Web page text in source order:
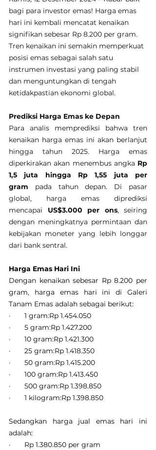
bagi para investor emas! Harga emas
hari ini kembali mencatat kenaikan
signifikan sebesar Rp 8.200 per gram.
Tren kenaikan ini semakin memperkuat
posisi emas sebagai salah satu
instrumen investasi yang paling stabil
dan menguntungkan di tengah
ketidakpastian ekonomi global.
Prediksi Harga Emas ke Depan
Para analis memprediksi bahwa tren
kenaikan harga emas ini akan berlanjut
hingga tahun 2025. Harga emas
diperkirakan akan menembus angka Rp
1,5 juta hingga Rp 1,55 juta per
gram pada tahun depan. Di pasar
global, harga emas diprediksi
mencapai US$3.000 per ons, seiring
dengan meningkatnya permintaan dan
kebijakan moneter yang lebih longgar
dari bank sentral.
Harga Emas Hari Ini
Dengan kenaikan sebesar Rp 8.200 per
gram, harga emas hari ini di Galeri
Tanam Emas adalah sebagai berikut:
·       1 gram:Rp 1.454.050
·       5 gram:Rp 1.427.200
·       10 gram:Rp 1.421.300
·       25 gram:Rp 1.418.350
·       50 gram:Rp 1.415.200
·       100 gram:Rp 1.413.450
·       500 gram:Rp 1.398.850
·       1 kilogram:Rp 1.398.850
Sedangkan harga jual emas hari ini
adalah:
·       Rp 1.380.850 per gram